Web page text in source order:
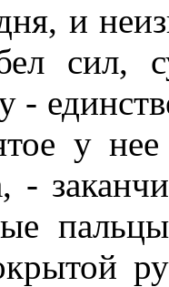
и
сил,
-
у
-